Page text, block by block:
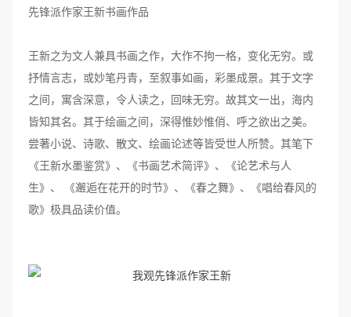
先锋派作家王新书画作品
王新之为文人兼具书画之作，大作不拘一格，变化无穷。或
抒情言志，或妙笔丹青，至叙事如画，彩墨成景。其于文字
之间，寓含深意，令人读之，回味无穷。故其文一出，海内
皆知其名。其于绘画之间，深得惟妙惟俏、呼之欲出之美。
尝著小说、诗歌、散文、绘画论述等皆受世人所赞。其笔下
《王新水墨鉴赏》、《书画艺术简评》、《论艺术与人
生》、 《邂逅在花开的时节》、《春之舞》、《唱给春风的
歌》极具品读价值。